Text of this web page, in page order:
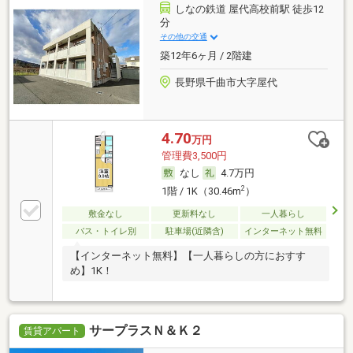
しなの鉄道 屋代高校前駅 徒歩12
分
その他の交通
築12年6ヶ月 / 2階建
長野県千曲市大字屋代
4.70万円
管理費3,500円
なし
4.7万円
1階 / 1K（30.46m2）
敷金なし 更新料なし
一人暮らし
バス・トイレ別
駐車場(近隣含) インターネット無料
【インターネット無料】【一人暮らしの方におすす
め】1K！
賃貸アパート サープラスＮ＆Ｋ２